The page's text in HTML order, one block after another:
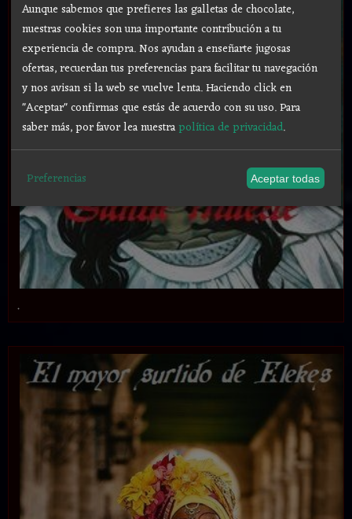
.
Aunque sabemos que prefieres las galletas de chocolate,
nuestras cookies son una importante contribución a tu
experiencia de compra. Nos ayudan a enseñarte jugosas
ofertas, recuerdan tus preferencias para facilitar tu navegación
y nos avisan si la web se vuelve lenta. Haciendo click en
"Aceptar" confirmas que estás de acuerdo con su uso.Para
saber más, por favor lea nuestrapolítica de privacidad.
Preferencias Aceptar todas